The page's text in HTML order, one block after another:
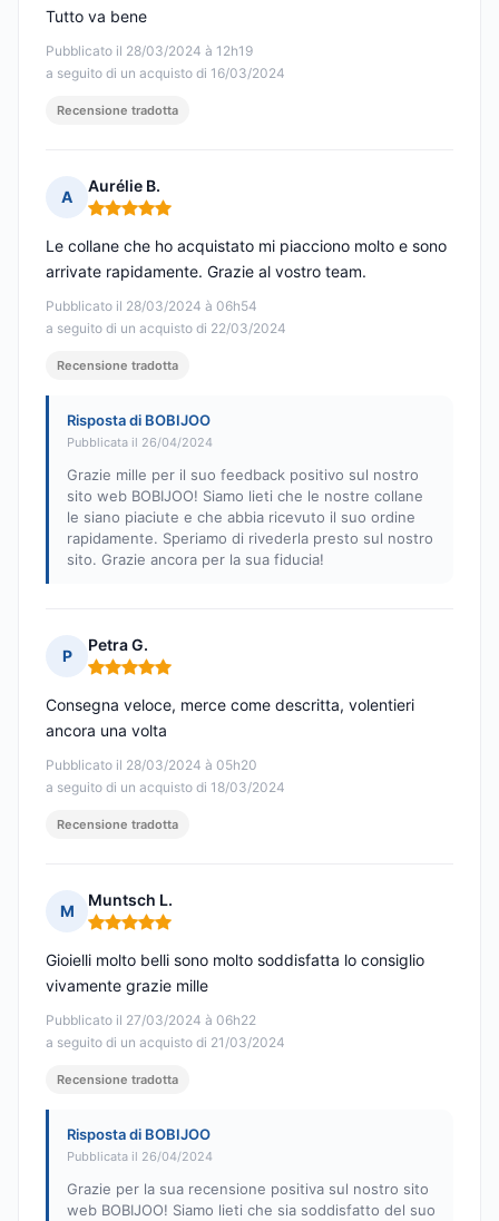
Pubblicato il 28/03/2024 à 12h19
a seguito di un acquisto di 16/03/2024
Tutto va bene
Recensione tradotta
A
Aurélie B.
Nota: 5 su 5
Pubblicato il 28/03/2024 à 06h54
a seguito di un acquisto di 22/03/2024
Le collane che ho acquistato mi piacciono molto e sono
arrivate rapidamente. Grazie al vostro team.
Recensione tradotta
Risposta di BOBIJOO
Pubblicata il 26/04/2024
Grazie mille per il suo feedback positivo sul nostro
sito web BOBIJOO! Siamo lieti che le nostre collane
le siano piaciute e che abbia ricevuto il suo ordine
rapidamente. Speriamo di rivederla presto sul nostro
sito. Grazie ancora per la sua fiducia!
P
Petra G.
Nota: 5 su 5
Pubblicato il 28/03/2024 à 05h20
a seguito di un acquisto di 18/03/2024
Consegna veloce, merce come descritta, volentieri
ancora una volta
Recensione tradotta
M
Muntsch L.
Nota: 5 su 5
Pubblicato il 27/03/2024 à 06h22
a seguito di un acquisto di 21/03/2024
Gioielli molto belli sono molto soddisfatta lo consiglio
vivamente grazie mille
Recensione tradotta
Risposta di BOBIJOO
Pubblicata il 26/04/2024
Grazie per la sua recensione positiva sul nostro sito
web BOBIJOO! Siamo lieti che sia soddisfatto del suo